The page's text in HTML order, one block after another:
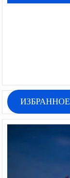
ИЗБРАННОЕ